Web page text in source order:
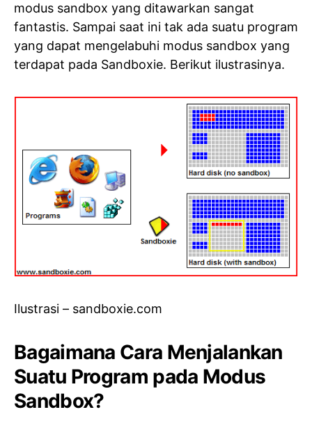
modus sandbox yang ditawarkan sangat
fantastis. Sampai saat ini tak ada suatu program
yang dapat mengelabuhi modus sandbox yang
terdapat pada Sandboxie. Berikut ilustrasinya.
Ilustrasi – sandboxie.com
Bagaimana Cara Menjalankan
Suatu Program pada Modus
Sandbox?